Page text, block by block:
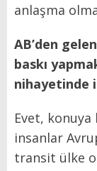
anlaşma
AB’den
baskı
nihayetinde
Evet, konuya
insanlar
transit ülke